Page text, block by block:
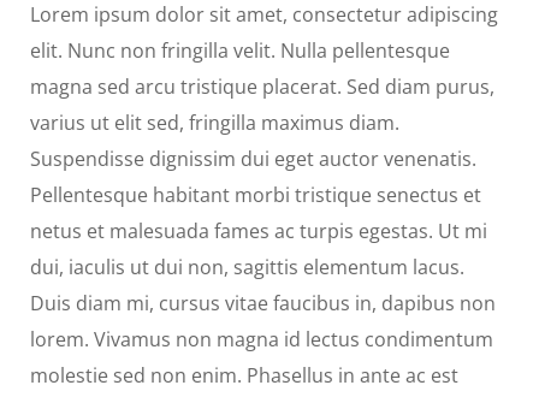
Lorem ipsum dolor sit amet, consectetur adipiscing
elit. Nunc non fringilla velit. Nulla pellentesque
magna sed arcu tristique placerat. Sed diam purus,
varius ut elit sed, fringilla maximus diam.
Suspendisse dignissim dui eget auctor venenatis.
Pellentesque habitant morbi tristique senectus et
netus et malesuada fames ac turpis egestas. Ut mi
dui, iaculis ut dui non, sagittis elementum lacus.
Duis diam mi, cursus vitae faucibus in, dapibus non
lorem. Vivamus non magna id lectus condimentum
molestie sed non enim. Phasellus in ante ac est